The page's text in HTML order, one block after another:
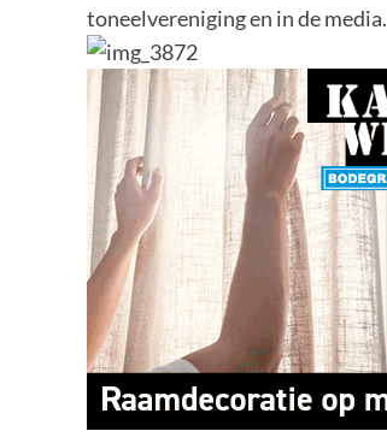
toneelvereniging en in de media.